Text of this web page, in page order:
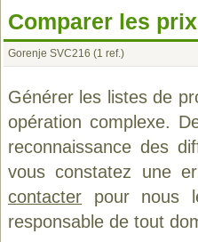
Comparer les
Gorenje SVC216 (1 ref.)
Générer les listes de
opération complexe.
reconnaissance des
vous constatez une
contacter pour nous
responsable de tout